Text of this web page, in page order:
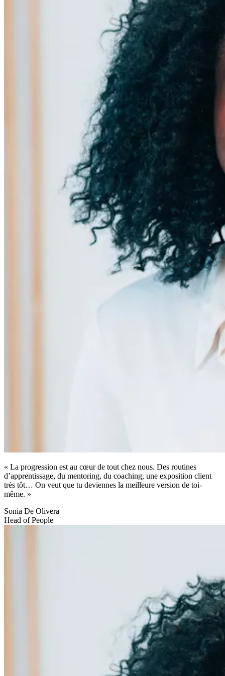
« La progression est au cœur de tout chez nous. Des routines
d’apprentissage, du mentoring, du coaching, une exposition client
très tôt… On veut que tu deviennes la meilleure version de toi-
même. »
Sonia De Olivera
Head of People